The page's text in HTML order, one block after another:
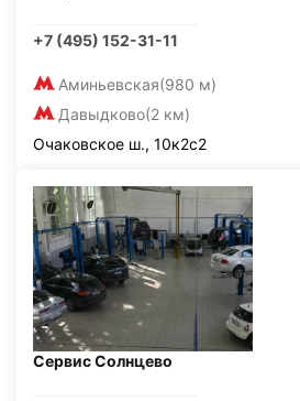
+7 (495) 152-31-11
Аминьевская(980 м)
Давыдково(2 км)
Очаковское ш., 10к2с2
Сервис Солнцево